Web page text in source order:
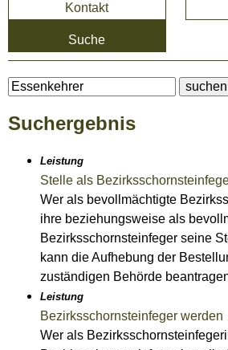
Kontakt
Suche
Suchergebnis
Leistung
Stelle als
Wer als bevollmächtigte
ihre beziehungsweise als
Bezirksschornsteinfeger seine
kann die Aufhebung der
zuständigen Behörde
Leistung
Bezirksschornsteinfeger werden
Wer als